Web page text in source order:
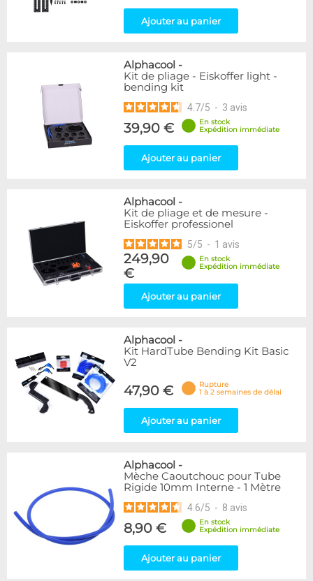
Ajouter au panier
Alphacool -
Kit de pliage - Eiskoffer light -
bending kit
4.7/5 - 3 avis
39,90 €
En stock
Expédition immédiate
Ajouter au panier
Alphacool -
Kit de pliage et de mesure -
Eiskoffer professionel
5/5 - 1 avis
249,90
€
En stock
Expédition immédiate
Ajouter au panier
Alphacool -
Kit HardTube Bending Kit Basic
V2
47,90 €
Rupture
1 à 2 semaines de délai
Ajouter au panier
Alphacool -
Mèche Caoutchouc pour Tube
Rigide 10mm Interne - 1 Mètre
4.6/5 - 8 avis
8,90 €
En stock
Expédition immédiate
Ajouter au panier